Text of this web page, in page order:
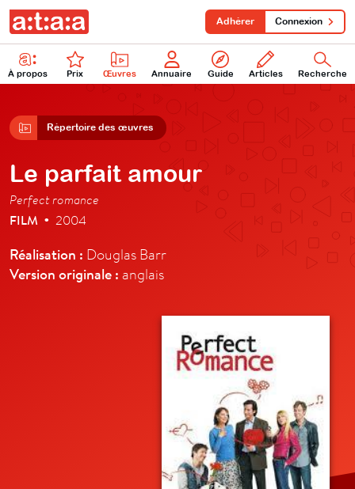
À propos Prix Œuvres Annuaire Guide Articles Recherche
Adhérer Connexion
Répertoire des œuvres
Le parfait amour
Perfect romance
FILM • 2004
Réalisation : Douglas Barr
Version originale : anglais